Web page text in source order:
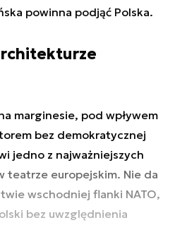
powinna podjąć Polska.
marginesie, pod wpływem
bez demokratycznej
jedno z najważniejszych
teatrze europejskim. Nie da
wschodniej flanki NATO,
bez uwzględnienia